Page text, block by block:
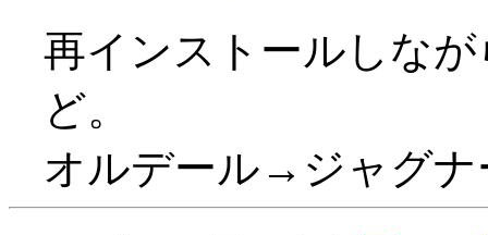
再インストールしな
ど。
オルデール→ジャグナ